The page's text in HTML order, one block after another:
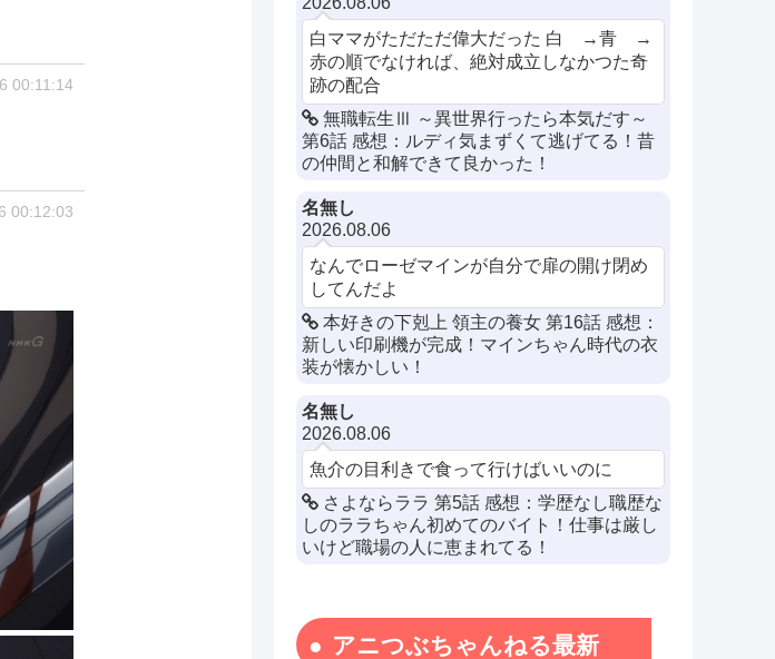
00:11:14
00:12:03
白ママがただただ偉大だった 白 →青 →
赤の順でなければ、絶対成立しなかつた奇
跡の配合
無職転生Ⅲ ～異世界行ったら本気だす～
第6話 感想：ルディ気まずくて逃げてる！昔
の仲間と和解できて良かった！
名無し
2026.08.06
なんでローゼマインが自分で扉の開け閉め
してんだよ
本好きの下剋上 領主の養女 第16話 感想：
新しい印刷機が完成！マインちゃん時代の衣
装が懐かしい！
名無し
2026.08.06
魚介の目利きで食って行けばいいのに
さよならララ 第5話 感想：学歴なし職歴な
しのララちゃん初めてのバイト！仕事は厳し
いけど職場の人に恵まれてる！
アニつぶちゃんねる最新